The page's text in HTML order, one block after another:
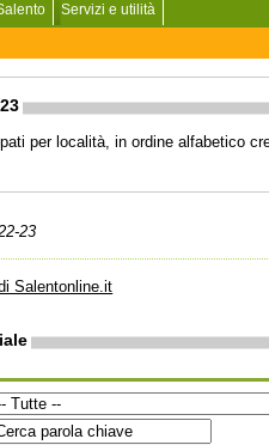
Servizi e utilità
per località, in ordine alfabetico
23
Salentonline.it